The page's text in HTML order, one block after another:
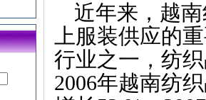
近年来，越
上服装供应的
行业之一，纺
2006年越南纺